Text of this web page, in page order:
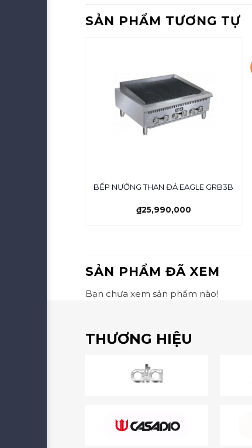
SẢN PHẨM TƯƠNG TỰ
BẾP NƯỚNG THAN ĐÁ EAGLE GRB3B
₫25,990,000
SẢN PHẨM ĐÃ XEM
Bạn chưa xem sản phẩm nào!
THƯƠNG HIỆU